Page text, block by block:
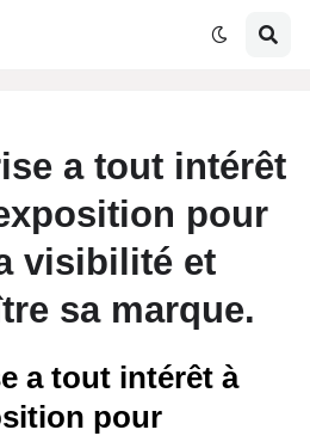
a tout intérêt
pour
visibilité et
sa marque.
a tout intérêt à
pour